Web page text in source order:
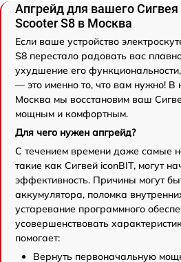
Апгрейд для вашего
Scooter S8 в Москва
Если ваше устройство
S8 перестало радовать вас
ухудшение его
— это именно то, что вам нужно!
Москва мы восстановим ваш
мощным и комфортным.
Для чего нужен апгрейд?
С течением времени даже самые
такие как Сигвей iconBIT, могут
эффективность. Причины могут
аккумулятора, поломка
устаревание программного
усовершенствовать
помогает:
Вернуть первоначальную